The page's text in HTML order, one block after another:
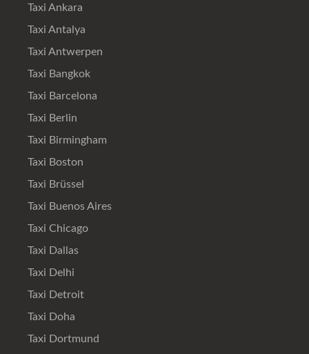
Taxi Ankara
Taxi Antalya
Taxi Antwerpen
Taxi Bangkok
Taxi Barcelona
Taxi Berlin
Taxi Birmingham
Taxi Boston
Taxi Brüssel
Taxi Buenos Aires
Taxi Chicago
Taxi Dallas
Taxi Delhi
Taxi Detroit
Taxi Doha
Taxi Dortmund